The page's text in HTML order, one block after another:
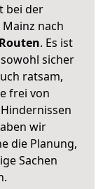
bei der
nach
. Es ist
sicher
ratsam,
frei von
wir
die Planung,
Sachen